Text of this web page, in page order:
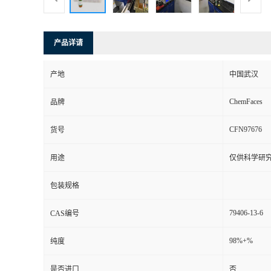
产品详请
产地 中国武汉
品牌 ChemFaces
货号 CFN97676
用途 仅供科学研
包装规格
CAS编号 79406-13-6
纯度 98%+%
是否进口 否